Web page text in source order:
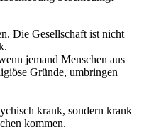
Die Gesellschaft ist nicht
jemand Menschen aus
Gründe, umbringen
krank, sondern krank
kommen.